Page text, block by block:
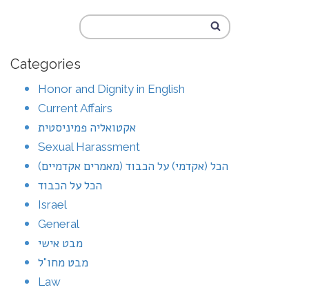
Categories
Honor and Dignity in English
Current Affairs
אקטואליה פמיניסטית
Sexual Harassment
הכל (אקדמי) על הכבוד (מאמרים אקדמיים)
הכל על הכבוד
Israel
General
מבט אישי
מבט מחו"ל
Law